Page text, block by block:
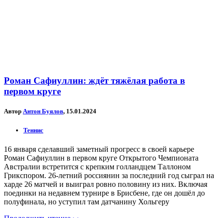
Роман Сафиуллин: ждёт тяжёлая работа в
первом круге
Автор Антон Буялов, 15.01.2024
Теннис
16 января сделавший заметный прогресс в своей карьере
Роман Сафиуллин в первом круге Открытого Чемпионата
Австралии встретится с крепким голландцем Таллоном
Грикспором. 26-летний россиянин за последний год сыграл на
харде 26 матчей и выиграл ровно половину из них. Включая
поединки на недавнем турнире в Брисбене, где он дошёл до
полуфинала, но уступил там датчанину Хольгеру